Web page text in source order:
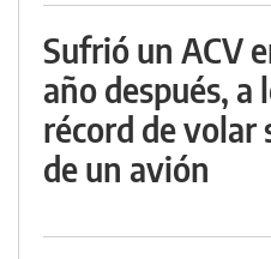
Sufrió un ACV
año después, a
récord de volar
de un avión